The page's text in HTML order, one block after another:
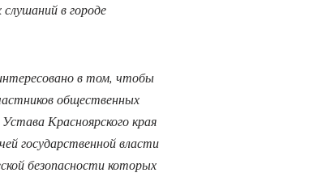
в городе
в том, чтобы
общественных
Красноярского края
государственной власти
безопасности которых